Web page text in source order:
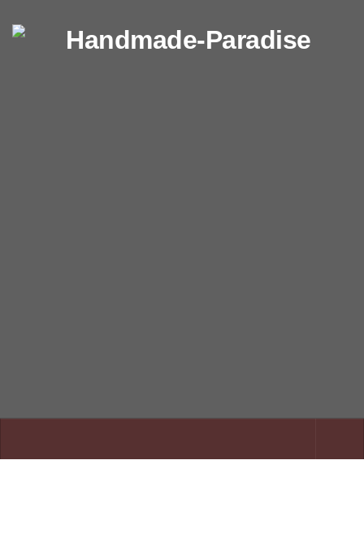
Перейти к содержимому